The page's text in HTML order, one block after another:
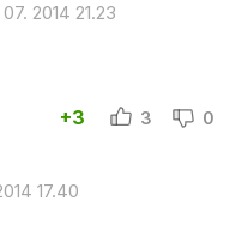
2014 21.23
+3 3 0
17.40